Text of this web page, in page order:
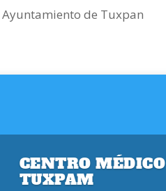
Ayuntamiento de Tuxpan
CENTRO MÉDICO
TUXPAM